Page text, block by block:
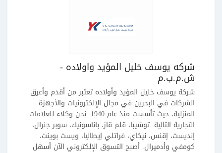
شركه يوسف خليل المؤيد واولاده -
ش.م.ب.م
شركة يوسف خليل المؤيد وأولاده تعتبر من أقدم وأعرق
الشركات في البحرين في مجال الإلكترونيات والأجهزة
المنزلية، حيث تأسست منذ عام 1940. نحن وكلاء للعلامات
التجارية التالية: توشيبا، قلم قاز، باناسونيك، سوبر جنرال،
إنديست، إقنس، نيكاي، فراتلي إيطاليا، ويست بوينت،
كومفي وأدميرال. أصبح التسوق الإلكتروني الآن أسهل